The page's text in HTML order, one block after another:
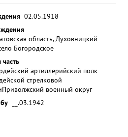
02.05.1918
область, Духовницкий
Богородское
артиллерийский полк
стрелковой
Приволжский военный округ
__.03.1942